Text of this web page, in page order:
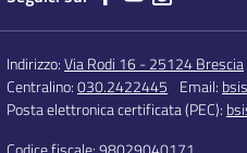
Indirizzo:Via Rodi 16 - 25124 Brescia
Centralino:030.2422445 Email:
Posta elettronica certificata (PEC):